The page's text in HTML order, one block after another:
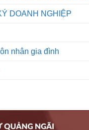
DOANH NGHIỆP
nhân gia đình